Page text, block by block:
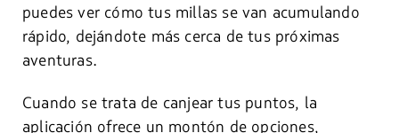
puedes ver cómo tus millas se van acumulando
rápido, dejándote más cerca de tus próximas
aventuras.
Cuando se trata de canjear tus puntos, la
aplicación ofrece un montón de opciones,